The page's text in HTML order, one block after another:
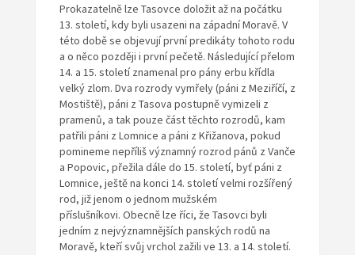
Prokazatelně lze Tasovce doložit až na počátku
13. století, kdy byli usazeni na západní Moravě. V
této době se objevují první predikáty tohoto rodu
a o něco později i první pečetě. Následující přelom
14. a 15. století znamenal pro pány erbu křídla
velký zlom. Dva rozrody vymřely (páni z Meziříčí, z
Mostiště), páni z Tasova postupně vymizeli z
pramenů, a tak pouze část těchto rozrodů, kam
patřili páni z Lomnice a páni z Křižanova, pokud
pomineme nepříliš významný rozrod pánů z Vanče
a Popovic, přežila dále do 15. století, byť páni z
Lomnice, ještě na konci 14. století velmi rozšířený
rod, již jenom o jednom mužském
příslušníkovi. Obecně lze říci, že Tasovci byli
jedním z nejvýznamnějších panských rodů na
Moravě, kteří svůj vrchol zažili ve 13. a 14. století.